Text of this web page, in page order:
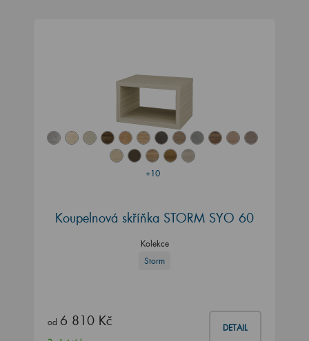
+10
Koupelnová skříňka STORM SYO 60
Kolekce
Storm
od 6 810 Kč DETAIL